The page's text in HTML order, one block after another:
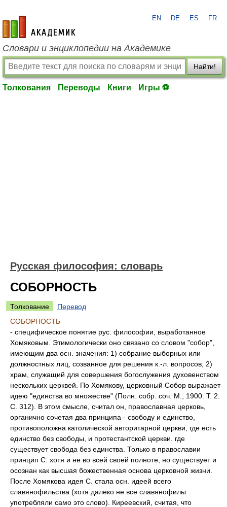
academic.ru
EN DE ES FR
Словари и энциклопедии на Академике
Найти!
Толкования Переводы Книги Игры ⚽
Русская философия: словарь
СОБОРНОСТЬ
Толкование
Перевод
СОБОРНОСТЬ
- специфическое понятие рус. философии, выработанное
Хомяковым. Этимологически оно связано со словом "собор",
имеющим два осн. значения: 1) собрание выборных или
должностных лиц, созванное для решения к.-л. вопросов, 2)
храм, служащий для совершения богослужения духовенством
нескольких церквей. По Хомякову, церковный Собор выражает
идею "единства во множестве" (Полн. собр. соч. М., 1900. Т. 2.
С. 312). В этом смысле, считал он, православная церковь,
органично сочетая два принципа - свободу и единство,
противоположна католической авторитарной церкви, где есть
единство без свободы, и протестантской церкви. где
существует свобода без единства. Только в православии
принцип С. хотя и не во всей своей полноте, но существует и
осознан как высшая божественная основа церковной жизни.
После Хомякова идея С. стала осн. идеей всего
славянофильства (хотя далеко не все славянофилы
употребляли само это слово). Киреевский, считая, что